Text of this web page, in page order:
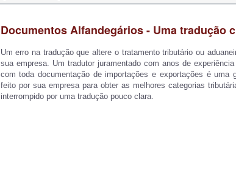
Documentos Alfandegários - Uma tradução
Um erro na tradução que altere o tratamento tributário ou
sua empresa. Um tradutor juramentado com anos de
com toda documentação de importações e exportações é uma
feito por sua empresa para obter as melhores categorias
interrompido por uma tradução pouco clara.